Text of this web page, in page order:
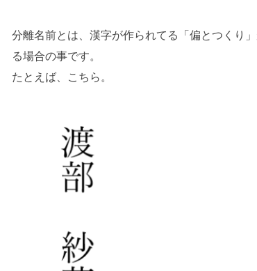
分離名前とは、漢字が作られてる「偏とつくり
る場合の事です。
たとえば、こちら。